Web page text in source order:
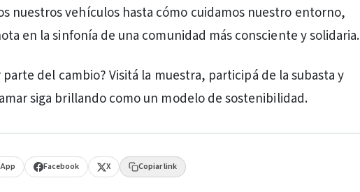
nuestros vehículos hasta cómo cuidamos nuestro entorno,
en la sinfonía de una comunidad más consciente y solidaria.
parte del cambio? Visitá la muestra, participá de la subasta y
siga brillando como un modelo de sostenibilidad.
Facebook X Copiar link